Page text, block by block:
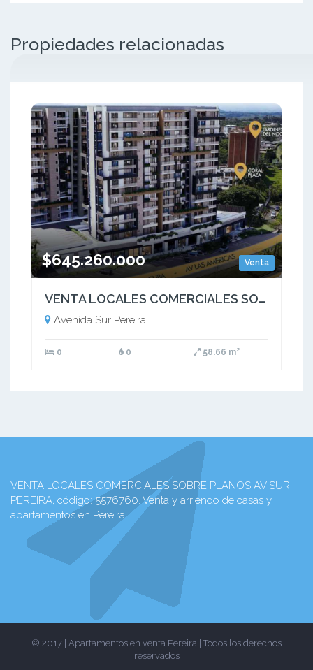
Propiedades relacionadas
Venta
$645.260.000
VENTA LOCALES COMERCIALES SOBRE PLANOS AV SUR PEREIRA
Avenida Sur Pereira
0 0 58.66 m²
VENTA LOCALES COMERCIALES SOBRE PLANOS AV SUR
PEREIRA, código: 5576760. Venta y arriendo de casas y
apartamentos en Pereira
© 2017 | Apartamentos en venta Pereira | Todos los derechos
reservados